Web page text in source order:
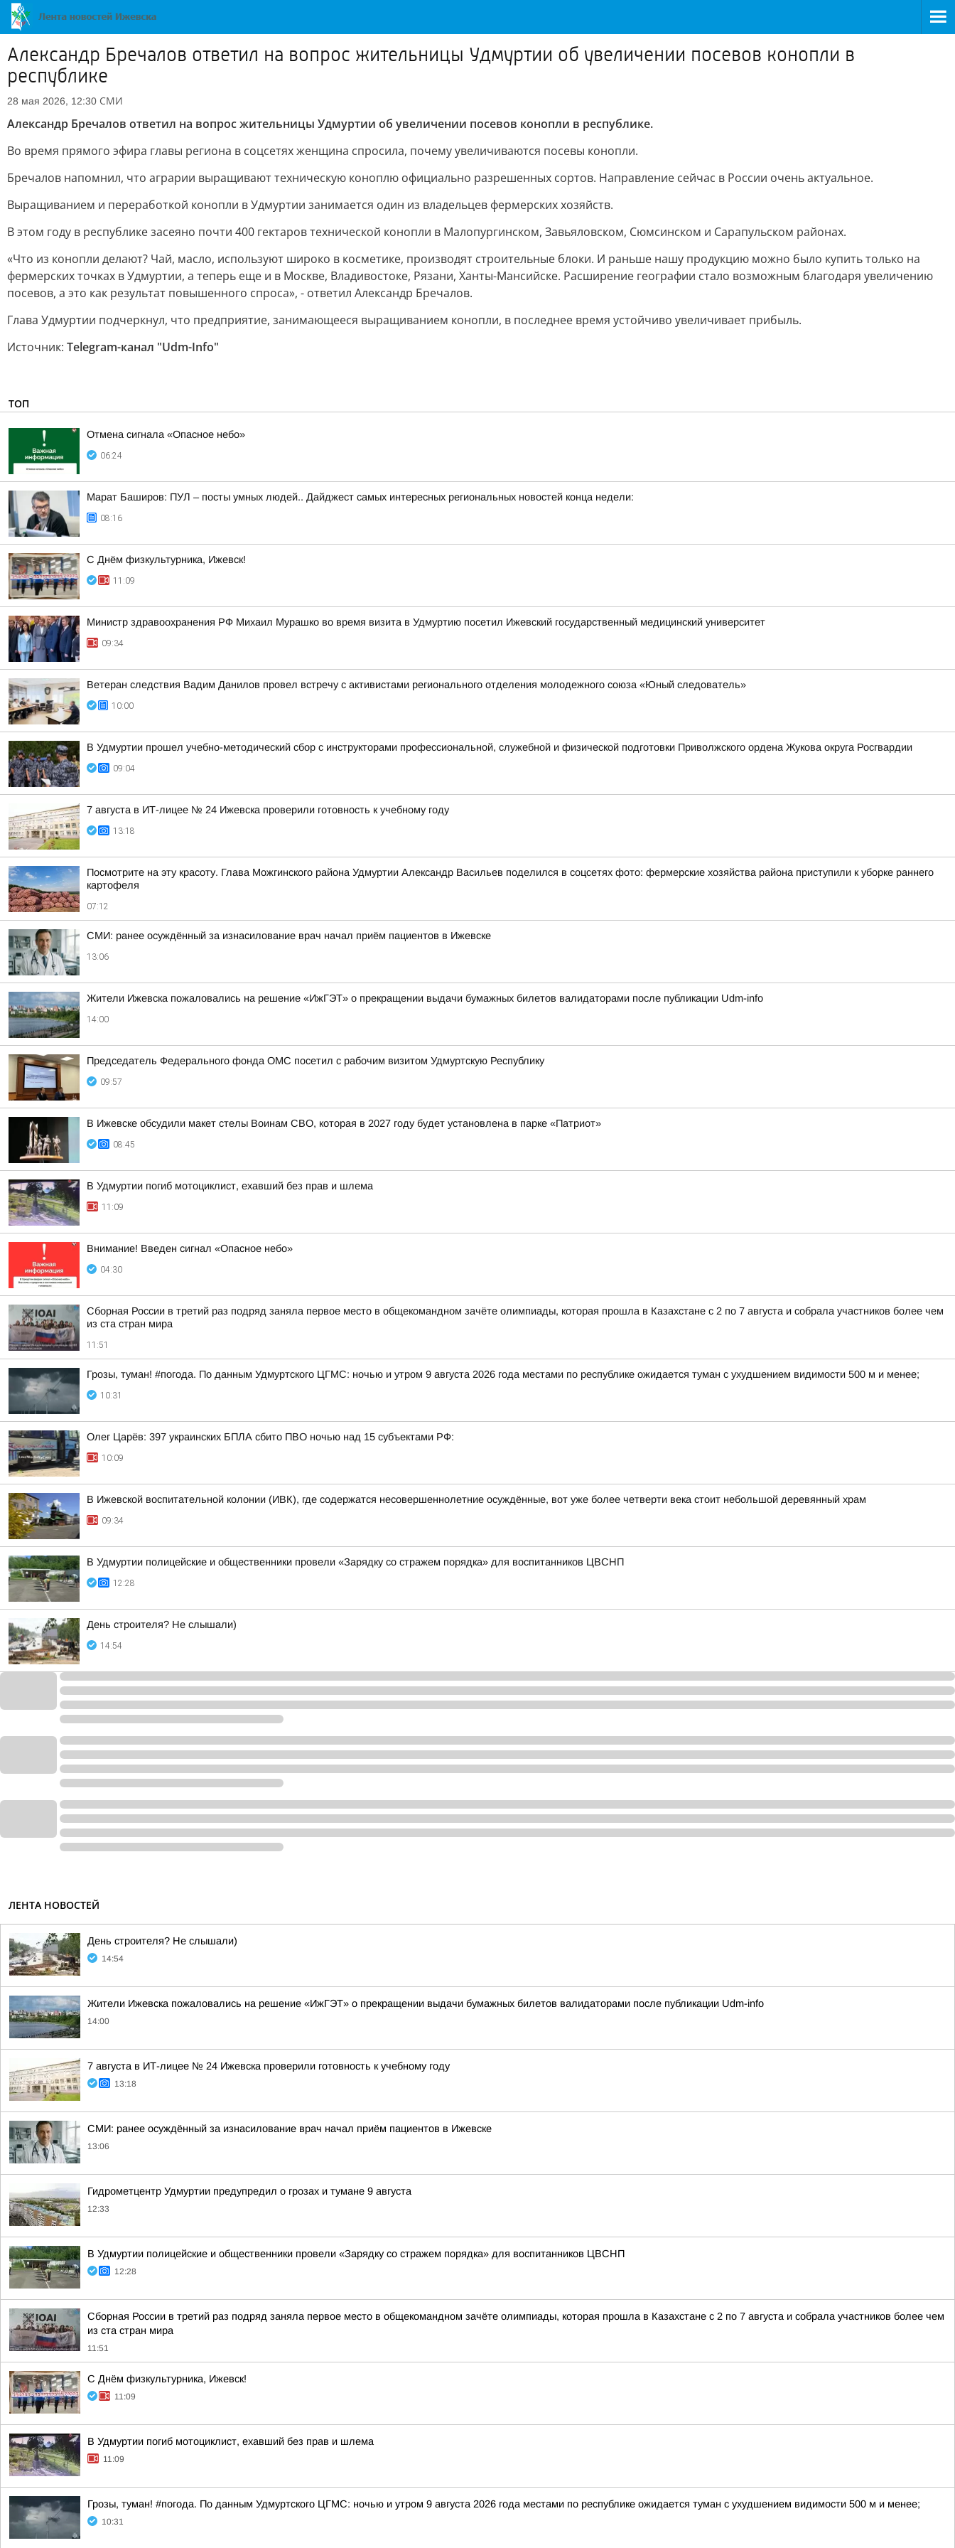
Александр Бречалов ответил на вопрос жительницы Удмуртии об увеличении посевов конопли в
республике
28 мая 2026, 12:30 СМИ
Александр Бречалов ответил на вопрос жительницы Удмуртии об увеличении посевов конопли в республике.
Во время прямого эфира главы региона в соцсетях женщина спросила, почему увеличиваются посевы конопли.
Бречалов напомнил, что аграрии выращивают техническую коноплю официально разрешенных сортов. Направление сейчас в России очень актуальное.
Выращиванием и переработкой конопли в Удмуртии занимается один из владельцев фермерских хозяйств.
В этом году в республике засеяно почти 400 гектаров технической конопли в Малопургинском, Завьяловском, Сюмсинском и Сарапульском районах.
«Что из конопли делают? Чай, масло, используют широко в косметике, производят строительные блоки. И раньше нашу продукцию можно было купить только на
фермерских точках в Удмуртии, а теперь еще и в Москве, Владивостоке, Рязани, Ханты-Мансийске. Расширение географии стало возможным благодаря увеличению
посевов, а это как результат повышенного спроса», - ответил Александр Бречалов.
Глава Удмуртии подчеркнул, что предприятие, занимающееся выращиванием конопли, в последнее время устойчиво увеличивает прибыль.
Источник: Telegram-канал "Udm-Info"
ТОП
Отмена сигнала «Опасное небо»
06:24
Марат Баширов: ПУЛ – посты умных людей.. Дайджест самых интересных региональных новостей конца недели:
08:16
С Днём физкультурника, Ижевск!
11:09
Министр здравоохранения РФ Михаил Мурашко во время визита в Удмуртию посетил Ижевский государственный медицинский университет
09:34
Ветеран следствия Вадим Данилов провел встречу с активистами регионального отделения молодежного союза «Юный следователь»
10:00
В Удмуртии прошел учебно-методический сбор с инструкторами профессиональной, служебной и физической подготовки Приволжского ордена Жукова округа Росгвардии
09:04
7 августа в ИТ-лицее № 24 Ижевска проверили готовность к учебному году
13:18
Посмотрите на эту красоту. Глава Можгинского района Удмуртии Александр Васильев поделился в соцсетях фото: фермерские хозяйства района приступили к уборке раннего
картофеля
07:12
СМИ: ранее осуждённый за изнасилование врач начал приём пациентов в Ижевске
13:06
Жители Ижевска пожаловались на решение «ИжГЭТ» о прекращении выдачи бумажных билетов валидаторами после публикации Udm-info
14:00
Председатель Федерального фонда ОМС посетил с рабочим визитом Удмуртскую Республику
09:57
В Ижевске обсудили макет стелы Воинам СВО, которая в 2027 году будет установлена в парке «Патриот»
08:45
В Удмуртии погиб мотоциклист, ехавший без прав и шлема
11:09
Внимание! Введен сигнал «Опасное небо»
04:30
Сборная России в третий раз подряд заняла первое место в общекомандном зачёте олимпиады, которая прошла в Казахстане с 2 по 7 августа и собрала участников более чем
из ста стран мира
11:51
Грозы, туман! #погода. По данным Удмуртского ЦГМС: ночью и утром 9 августа 2026 года местами по республике ожидается туман с ухудшением видимости 500 м и менее;
10:31
Олег Царёв: 397 украинских БПЛА сбито ПВО ночью над 15 субъектами РФ:
10:09
В Ижевской воспитательной колонии (ИВК), где содержатся несовершеннолетние осуждённые, вот уже более четверти века стоит небольшой деревянный храм
09:34
В Удмуртии полицейские и общественники провели «Зарядку со стражем порядка» для воспитанников ЦВСНП
12:28
День строителя? Не слышали)
14:54
ЛЕНТА НОВОСТЕЙ
День строителя? Не слышали)
14:54
Жители Ижевска пожаловались на решение «ИжГЭТ» о прекращении выдачи бумажных билетов валидаторами после публикации Udm-info
14:00
7 августа в ИТ-лицее № 24 Ижевска проверили готовность к учебному году
13:18
СМИ: ранее осуждённый за изнасилование врач начал приём пациентов в Ижевске
13:06
Гидрометцентр Удмуртии предупредил о грозах и тумане 9 августа
12:33
В Удмуртии полицейские и общественники провели «Зарядку со стражем порядка» для воспитанников ЦВСНП
12:28
Сборная России в третий раз подряд заняла первое место в общекомандном зачёте олимпиады, которая прошла в Казахстане с 2 по 7 августа и собрала участников более чем
из ста стран мира
11:51
С Днём физкультурника, Ижевск!
11:09
В Удмуртии погиб мотоциклист, ехавший без прав и шлема
11:09
Грозы, туман! #погода. По данным Удмуртского ЦГМС: ночью и утром 9 августа 2026 года местами по республике ожидается туман с ухудшением видимости 500 м и менее;
10:31